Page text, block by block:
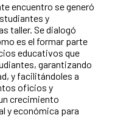
encuentro se generó
y
taller. Se dialogó
es el formar parte
educativos que
garantizando
y facilitándoles a
oficios y
crecimiento
y económica para